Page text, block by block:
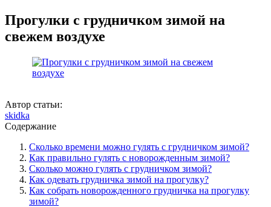
Прогулки с грудничком зимой на
свежем воздухе
Автор статьи:
skidka
Содержание
Сколько времени можно гулять с грудничком зимой?
Как правильно гулять с новорожденным зимой?
Сколько можно гулять с грудничком зимой?
Как одевать грудничка зимой на прогулку?
Как собрать новорожденного грудничка на прогулку
зимой?